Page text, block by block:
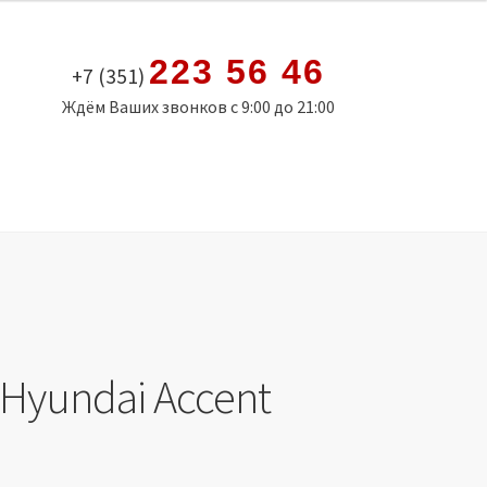
+7 (351) 223 56 46
Ждём Ваших звонков с 9:00 до 21:00
Accent